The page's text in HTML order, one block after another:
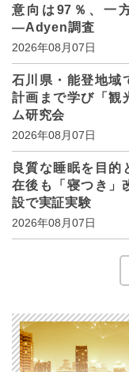
意向は97％、一
―Adyen調査
2026年08月07日
石川県・能登地域
計画まで学び「
ム研究会
2026年08月07日
良質な睡眠を目的
在後も「寝つき」
設で実証実験
2026年08月07日